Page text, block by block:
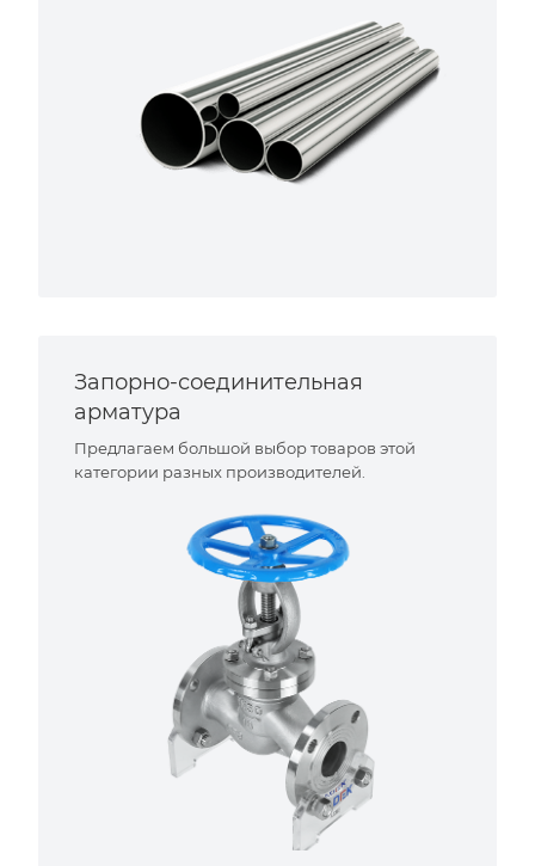
Запорно-соединительная
арматура
Предлагаем большой выбор товаров этой
категории разных производителей.